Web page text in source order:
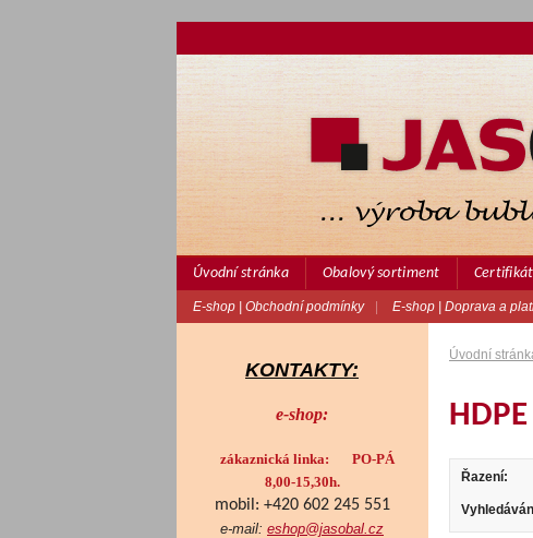
Úvodní stránka Obalový sortiment
E-shop | Obchodní podmínky E-shop | Doprava a
Úvodní
Řazení:
KONTAKTY:
e-shop:
zákaznická linka: PO-PÁ
8,00-15,30h.
mobil: +420 602 245 551
e-mail: eshop@jasobal.cz